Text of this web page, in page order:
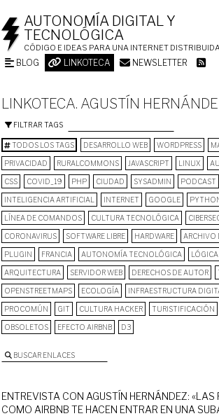
AUTONOMÍA DIGITAL Y
TECNOLÓGICA
CÓDIGO E IDEAS PARA UNA INTERNET
BLOG LINKOTECA NEWSLETTER
LINKOTECA. AGUSTÍN
FILTRAR TAGS
TODOS LOS TAGS DESARROLLO WEB WORDPRESS
PRIVACIDAD RURALCOMMONS JAVASCRIPT LINUX
CSS COVID_19 PHP CIUDAD SYSADMIN PODCAST
INTELIGENCIA ARTIFICIAL INTERNET GOOGLE
LÍNEA DE COMANDOS CULTURA TECNOLÓGICA
CORONAVIRUS SOFTWARE LIBRE HARDWARE ARCHIVO
PLUGIN FRANCIA AUTONOMÍA TECNOLÓGICA
ARQUITECTURA SERVIDOR WEB DERECHOS DE AUTOR
OPENSTREETMAPS ECOLOGÍA INFRAESTRUCTURA
PROCOMÚN GIT CULTURA HACKER TURISTIFICACIÓN
OBSOLETOS EFECTO AIRBNB D3
BUSCAR ENLACES
ENTREVISTA CON AGUSTÍN HERNÁNDEZ:
COMO AIRBNB TE HACEN ENTRAR EN UNA